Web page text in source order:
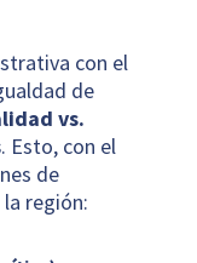
con el
de
vs.
. Esto, con el
de
región: